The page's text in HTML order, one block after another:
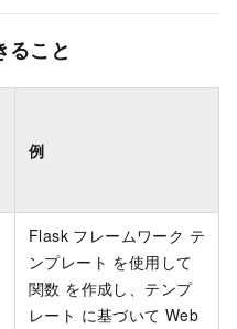
こと
例
Flask フレームワーク テ
ンプレート を使用して
関数 を作成し、テンプ
レート に基づいて Web